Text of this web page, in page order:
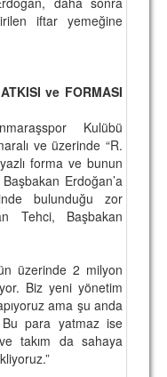
iftar yemeğine
ve FORMASI
Kulübü
ve üzerinde “R.
forma ve bunun
Erdoğan’a
bulunduğu zor
Tehci, Başbakan
üzerinde 2 milyon
Biz yeni yönetim
ama şu anda
Bu para yatmaz ise
ve takım da sahaya